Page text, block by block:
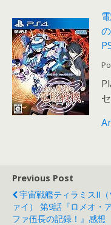
Previous Post
宇宙戦艦ティラミスII
ァイ） 第9話『ロメオ・
ファ伍長の記録！』感想